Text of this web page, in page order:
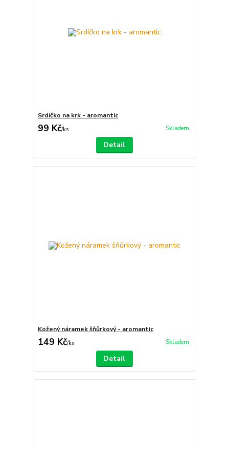
Srdíčko na krk - aromantic
99 Kč/ks Skladem
Detail
Kožený náramek šňůrkový - aromantic
149 Kč/ks Skladem
Detail